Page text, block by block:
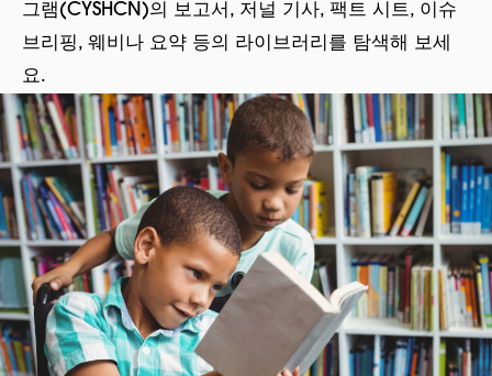
그램(CYSHCN)의 보고서, 저널 기사, 팩트 시트, 이슈
브리핑, 웨비나 요약 등의 라이브러리를 탐색해 보세
요.